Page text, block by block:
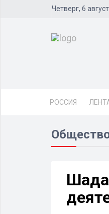
Четверг, 6
РОССИЯ